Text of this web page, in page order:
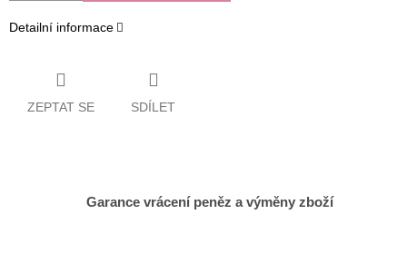
Detailní informace
ZEPTAT SE SDÍLET
Garance vrácení peněz a výměny zboží